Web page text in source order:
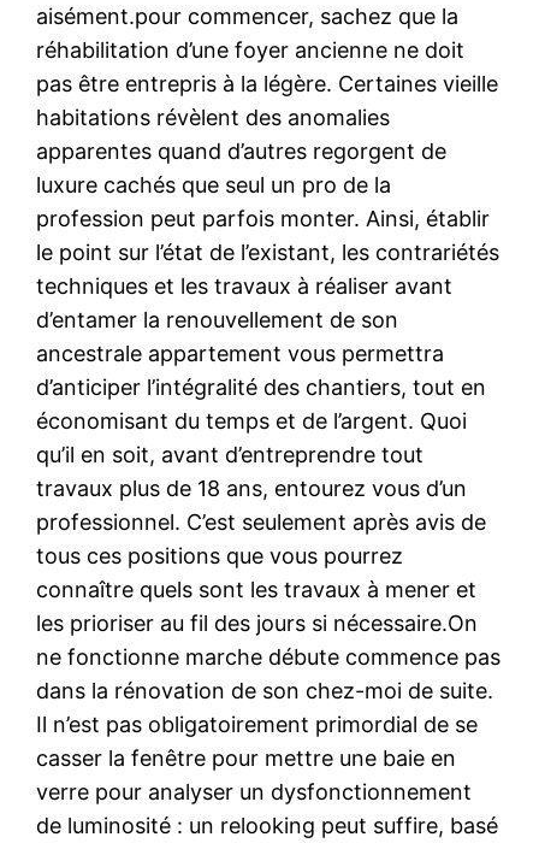
aisément.pour commencer, sachez que la
réhabilitation d’une foyer ancienne ne doit
pas être entrepris à la légère. Certaines vieille
habitations révèlent des anomalies
apparentes quand d’autres regorgent de
luxure cachés que seul un pro de la
profession peut parfois monter. Ainsi, établir
le point sur l’état de l’existant, les contrariétés
techniques et les travaux à réaliser avant
d’entamer la renouvellement de son
ancestrale appartement vous permettra
d’anticiper l’intégralité des chantiers, tout en
économisant du temps et de l’argent. Quoi
qu’il en soit, avant d’entreprendre tout
travaux plus de 18 ans, entourez vous d’un
professionnel. C’est seulement après avis de
tous ces positions que vous pourrez
connaître quels sont les travaux à mener et
les prioriser au fil des jours si nécessaire.On
ne fonctionne marche débute commence pas
dans la rénovation de son chez-moi de suite.
Il n’est pas obligatoirement primordial de se
casser la fenêtre pour mettre une baie en
verre pour analyser un dysfonctionnement
de luminosité : un relooking peut suffire, basé